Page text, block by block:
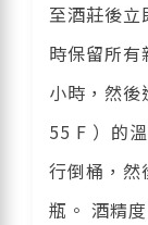
至酒莊後
時保留所
小時，然
55 F ）的
行倒桶，然
瓶。 酒精